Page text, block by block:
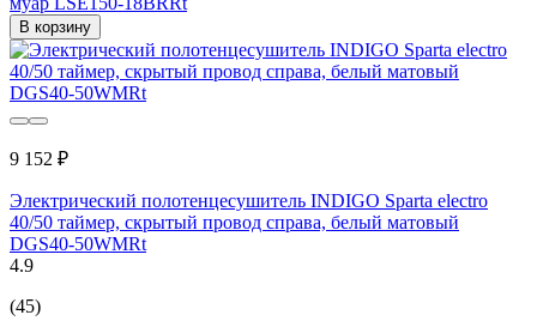
В корзину
9 152 ₽
Электрический полотенцесушитель INDIGO Sparta electro
40/50 таймер, скрытый провод справа, белый матовый
DGS40-50WMRt
4.9
(45)